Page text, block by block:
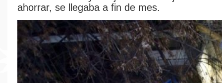
ahorrar, se llegaba a fin de mes.